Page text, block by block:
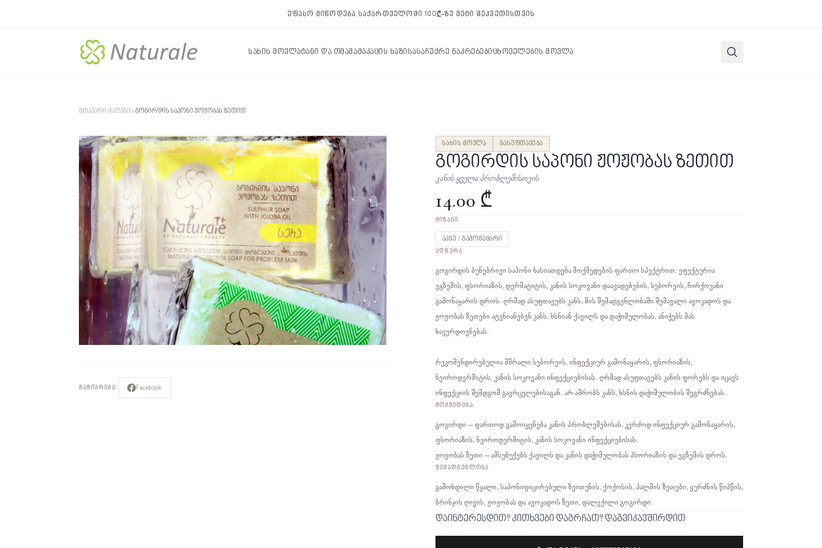
უფასო მიწოდება საქართველოში 100₾-ზე მეტი შეკვეთისთვის
სახის მოვლატანი და თმამამაკაცის ხაზისასაჩუქრე ნაკრებებიცხოველების მოვლა
მთავარი მაღაზია გოგირდის საპონი ჟოჟობას ზეთით
ᲒᲐᲖᲘᲐᲠᲔᲑᲐ Facebook
სახის მოვლა გასუფთავება
გოგირდის საპონი ჟოჟობას ზეთით
კანის ყველა პრობლემისთვის
14.00 ₾
ᲛᲘᲖᲐᲜᲘ
აკნე / გამონაყარი
ᲐᲦᲬᲔᲠᲐ
გოგირდის ბუნებრივი საპონი ხასიათდება მოქმედების ფართო სპექტრით: ეფექტურია
ეგზემის, ფსორიაზის, დერმატიტის, კანის სოკოვანი დაავადებების, სებორეის, ჩირქოვანი
გამონაყარის დროს. ღრმად ასუფთავებს კანს, მის შემადგენლობაში შემავალი ავოკადოს და
ჟოჟობას ზეთები ატენიანებენ კანს, ხსნიან ქავილს და დაჭიმულობას, ანიჭებს მას
ხავერდოვნებას.
რეკომენდირებულია მშრალი სებორეის, ინფექციურ გამონაყარის, ფსორიაზის,
ნეიროდერმიტის, კანის სოკოვანი ინფექციებისას. ღრმად ასუფთავებს კანის ფორებს და იცავს
ინფექციის შემდგომ გავრცელებისაგან. არ აშრობს კანს, ხსნის დაჭიმულობის შეგრძნებას.
ᲛᲝᲥᲛᲔᲓᲔᲑᲐ
გოგირდი – ფართოდ გამოიყენება კანის პრობლემებისას, კერძოდ ინფექციურ გამონაყარის,
ფსორიაზის, ნეიროდერმიტის, კანის სოკოვანი ინფექციებისას.
ჟოჟობას ზეთი – ამსუბუქებს ქავილს და კანის დაჭიმულობას პსორიაზის და ეგზემის დროს.
ᲨᲔᲛᲐᲓᲒᲔᲜᲚᲝᲑᲐ
გამოხდილი წყალი, საპონიფიცირებული ზეითუნის, ქოქოსის, პალმის ზეთები, ყურძნის წიპწის,
ბრინჯის ღივის, ჟოჟობას და ავოკადოს ზეთი, დალექილი გოგირდი.
დაინტერესდით? კითხვები დაგრჩათ? დაგვიკავშირდით